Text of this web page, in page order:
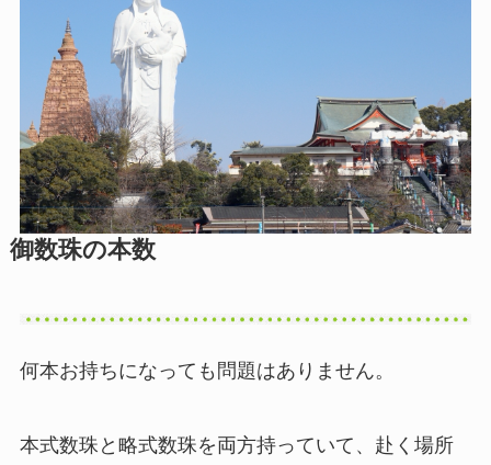
御数珠の本数
何本お持ちになっても問題はありません。
本式数珠と略式数珠を両方持っていて、赴く場所